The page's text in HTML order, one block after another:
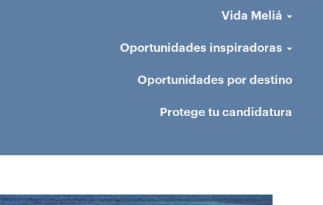
Vida Meliá
Oportunidades inspiradoras
Oportunidades por destino
Protege tu candidatura